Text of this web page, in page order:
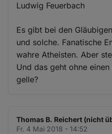
Ludwig Feuerbach
Es gibt bei den
und solche. Fanatische
wahre Atheisten. Aber
Und das geht ohne
gelle?
Thomas B. Reichert (nicht
Fr. 4 Mai 2018 - 14:52